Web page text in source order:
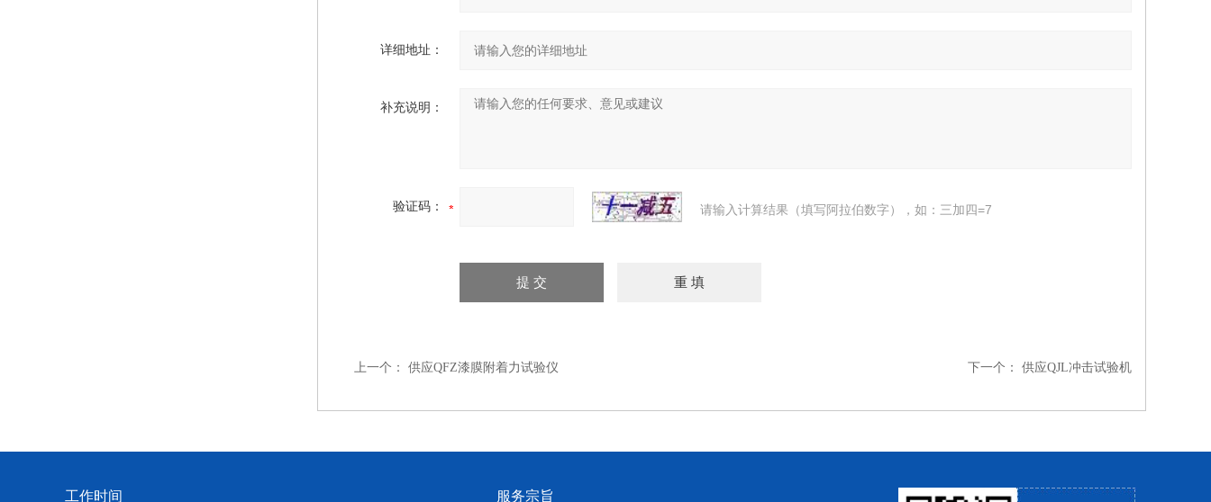
详细地址：
补充说明：
验证码： 请输入计算结果（填写阿拉伯数字），如：三加四=7
上一个： 供应QFZ漆膜附着力试验仪 下一个： 供应QJL冲击试验机
工作时间 服务宗旨